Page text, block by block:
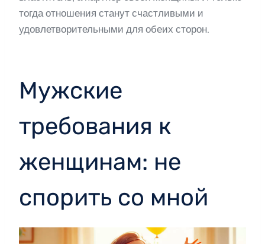
тогда отношения станут счастливыми и
удовлетворительными для обеих сторон.
Мужские
требования к
женщинам: не
спорить со мной